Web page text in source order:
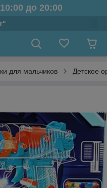
до 20:00
для мальчиков Детское